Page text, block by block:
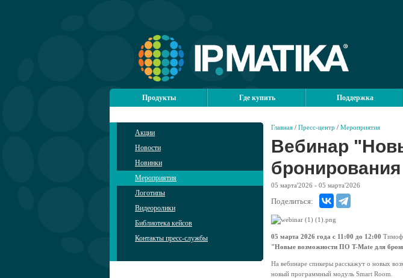
Продукты Где купить Поддержка
Акции
Новости
Новинки
Мероприятия
Логотипы
Видеоролики
Библиотека кейсов
Контакты пресс-службы
Главная / Пресс-центр / Мероприятия
Вебинар
05 марта'2026 - 05 марта'2026
Поделиться:
05 марта 2026 года с 11:00 до 12:00
"Новые возможности ПО T-Mate для
На вебинаре спикеры расскажут о новых
новый программный модуль Smart Room.